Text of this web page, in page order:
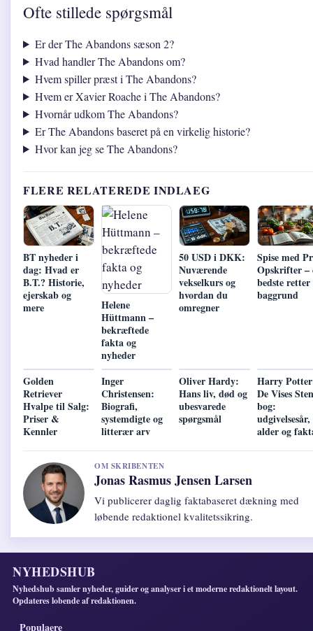
Ofte stillede spørgsmål
Er der The Abandons sæson 2?
Hvad handler The Abandons om?
Hvem spiller præst i The Abandons?
Hvem er Xavier Roache i The Abandons?
Hvornår udkom The Abandons?
Er The Abandons baseret på en virkelig historie?
Hvor kan jeg se The Abandons?
FLERE RELATEREDE INDLAEG
BT nyheder i
dag: Hvad er
B.T.? Historie,
ejerskab og
mere
Helene
Hüttmann –
bekræftede
fakta og
nyheder
50 USD i DKK:
Nuværende
vekselkurs og
hvordan du
omregner
Spise med
Opskrifter –
bedste
baggrund
Golden
Retriever
Hvalpe til Salg:
Priser &
Kennler
Inger
Christensen:
Biografi,
systemdigte og
litterær arv
Oliver Hardy:
Hans liv, død og
ubesvarede
spørgsmål
Harry
De Vises Sten
bog:
udgivelsesår,
alder og
OM SKRIBENTEN
Jonas Rasmus Jensen Larsen
Vi publicerer daglig faktabaseret dækning med
løbende redaktionel kvalitetssikring.
NYHEDSHUB
Nyhedshub samler nyheder, guider og analyser i et moderne redaktionelt layout.
Opdateres lobende af redaktionen.
Populaere